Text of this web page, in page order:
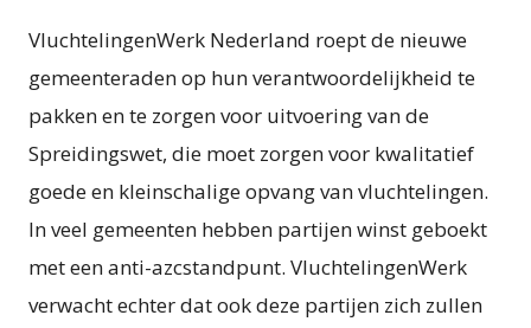
VluchtelingenWerk Nederland roept de nieuwe
gemeenteraden op hun verantwoordelijkheid te
pakken en te zorgen voor uitvoering van de
Spreidingswet, die moet zorgen voor kwalitatief
goede en kleinschalige opvang van vluchtelingen.
In veel gemeenten hebben partijen winst geboekt
met een anti-azcstandpunt. VluchtelingenWerk
verwacht echter dat ook deze partijen zich zullen